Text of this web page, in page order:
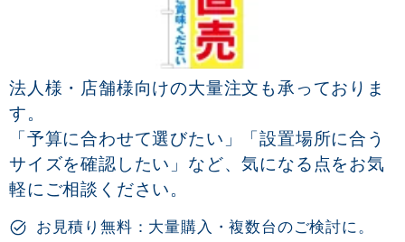
法人様・店舗様向けの大量注文も承っておりま
す。
「予算に合わせて選びたい」「設置場所に合う
サイズを確認したい」など、気になる点をお気
軽にご相談ください。
お見積り無料：大量購入・複数台のご検討に。